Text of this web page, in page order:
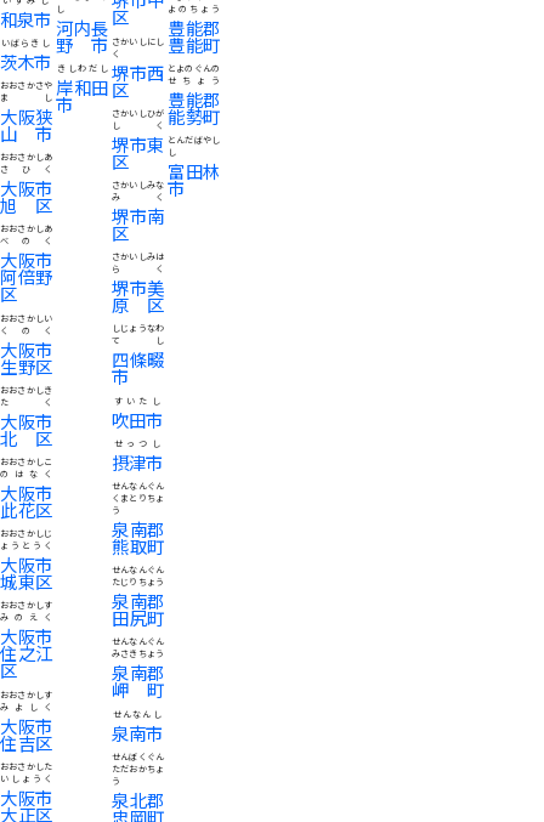
和泉市
茨木市
いばらきし
大阪狭
山市
おおさかさや
まし
大阪市
旭区
おおさかしあ
さひく
大阪市
阿倍野
区
おおさかしあ
べのく
大阪市
生野区
おおさかしい
くのく
大阪市
北区
おおさかしき
たく
大阪市
此花区
おおさかしこ
のはなく
大阪市
城東区
おおさかしじ
ょうとうく
大阪市
住之江
区
おおさかしす
みのえく
大阪市
住吉区
おおさかしす
みよしく
大阪市
大正区
おおさかした
いしょうく
河内長
野市
し
岸和田
市
きしわだし
区
堺市西
区
さかいしにし
く
堺市東
区
さかいしひが
しく
堺市南
区
さかいしみな
みく
堺市美
原区
さかいしみは
らく
四條畷
市
しじょうなわ
てし
吹田市
すいたし
摂津市
せっつし
泉南郡
熊取町
せんなんぐん
くまとりちょ
う
泉南郡
田尻町
せんなんぐん
たじりちょう
泉南郡
岬町
せんなんぐん
みさきちょう
泉南市
せんなんし
泉北郡
忠岡町
せんぼくぐん
ただおかちょ
う
豊能郡
豊能町
よのちょう
豊能郡
能勢町
とよのぐんの
せちょう
富田林
市
とんだばやし
し